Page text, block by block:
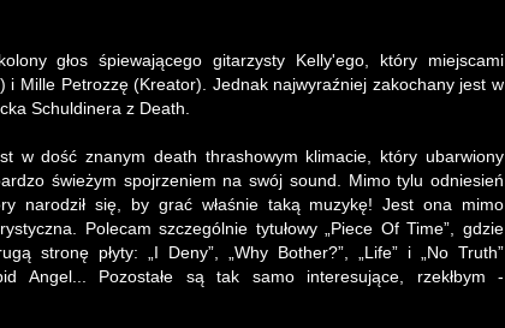
głos śpiewającego gitarzysty Kelly'ego, który miejscami
i Mille Petrozzę (Kreator). Jednak najwyraźniej zakochany jest w
Schuldinera z Death.
w dość znanym death thrashowym klimacie, który ubarwiony
świeżym spojrzeniem na swój sound. Mimo tylu odniesień
narodził się, by grać właśnie taką muzykę! Jest ona mimo
Polecam szczególnie tytułowy „Piece Of Time”, gdzie
stronę płyty: „I Deny”, „Why Bother?”, „Life” i „No Truth”
Angel... Pozostałe są tak samo interesujące, rzekłbym -